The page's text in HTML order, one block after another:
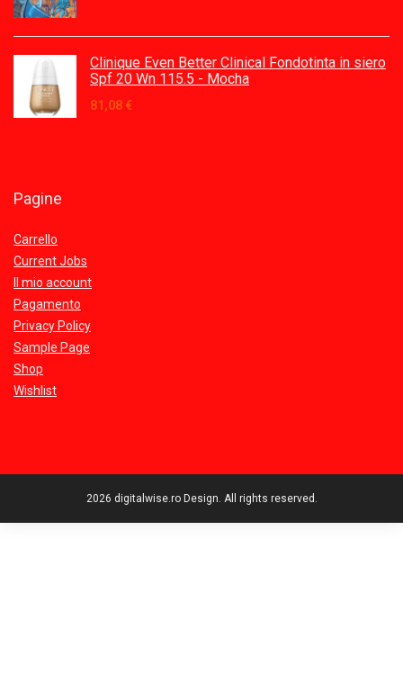
Clinique Even Better Clinical Fondotinta in siero
Spf 20 Wn 115.5 - Mocha
81,08 €
Pagine
Carrello
Current Jobs
Il mio account
Pagamento
Privacy Policy
Sample Page
Shop
Wishlist
2026 digitalwise.ro Design. All rights reserved.